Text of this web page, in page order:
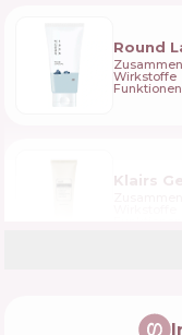
Round
Wirkstoffe
Funktionen
Klairs
Kylie